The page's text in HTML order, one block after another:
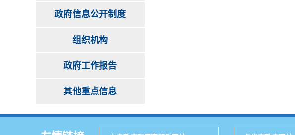
政府信息公开制度
组织机构
政府工作报告
其他重点信息